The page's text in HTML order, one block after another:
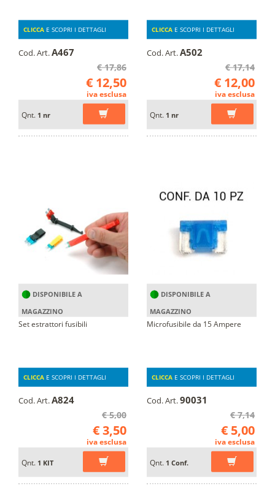
CLICCA E SCOPRI I DETTAGLI
Cod. Art.A467
€ 17,86
€ 12,50
iva esclusa
Qnt. 1 nr
CLICCA E SCOPRI I DETTAGLI
Cod. Art.A502
€ 17,14
€ 12,00
iva esclusa
Qnt. 1 nr
DISPONIBILE A
MAGAZZINO
Set estrattori fusibili
CLICCA E SCOPRI I DETTAGLI
Cod. Art.A824
€ 5,00
€ 3,50
iva esclusa
Qnt. 1 KIT
DISPONIBILE A
MAGAZZINO
Microfusibile da 15 Ampere
CLICCA E SCOPRI I DETTAGLI
Cod. Art.90031
€ 7,14
€ 5,00
iva esclusa
Qnt. 1 Conf.